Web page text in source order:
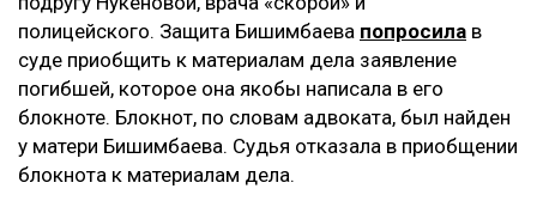
полицейского. Защита Бишимбаева попросила в
суде приобщить к материалам дела заявление
погибшей, которое она якобы написала в его
блокноте. Блокнот, по словам адвоката, был найден
у матери Бишимбаева. Судья отказала в приобщении
блокнота к материалам дела.